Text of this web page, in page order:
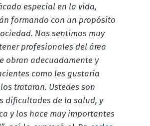
especial en la vida,
formando con un propósito
Nos sentimos muy
profesionales del área
obran adecuadamente y
como les gustaría
trataran. Ustedes son
dificultades de la salud, y
y los hace muy importantes